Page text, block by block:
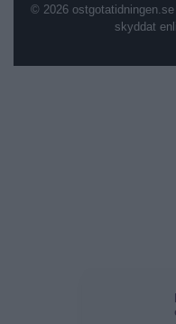
© 2026
skyddat